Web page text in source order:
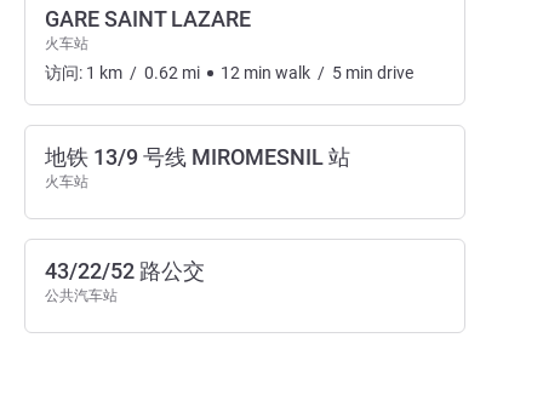
GARE SAINT LAZARE
火车站
访问: 1 km / 0.62 mi 12 min walk / 5 min drive
地铁 13/9 号线 MIROMESNIL 站
火车站
43/22/52 路公交
公共汽车站